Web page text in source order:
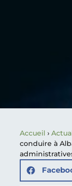
Accueil ›
conduire à